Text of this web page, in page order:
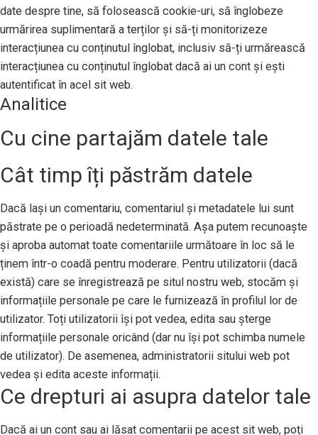
date despre tine, să folosească cookie-uri, să înglobeze
urmărirea suplimentară a terților și să-ți monitorizeze
interacțiunea cu conținutul înglobat, inclusiv să-ți urmărească
interacțiunea cu conținutul înglobat dacă ai un cont și ești
autentificat în acel sit web.
Analitice
Cu cine partajăm datele tale
Cât timp îți păstrăm datele
Dacă lași un comentariu, comentariul și metadatele lui sunt
păstrate pe o perioadă nedeterminată. Așa putem recunoaște
și aproba automat toate comentariile următoare în loc să le
ținem într-o coadă pentru moderare. Pentru utilizatorii (dacă
există) care se înregistrează pe situl nostru web, stocăm și
informațiile personale pe care le furnizează în profilul lor de
utilizator. Toți utilizatorii își pot vedea, edita sau șterge
informațiile personale oricând (dar nu își pot schimba numele
de utilizator). De asemenea, administratorii sitului web pot
vedea și edita aceste informații.
Ce drepturi ai asupra datelor tale
Dacă ai un cont sau ai lăsat comentarii pe acest sit web, poți